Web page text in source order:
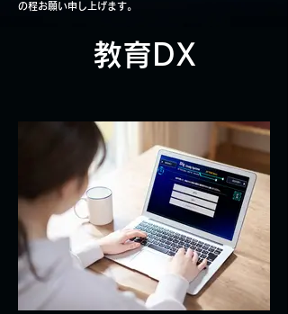
の程お願い申し上げます。
​教育DX